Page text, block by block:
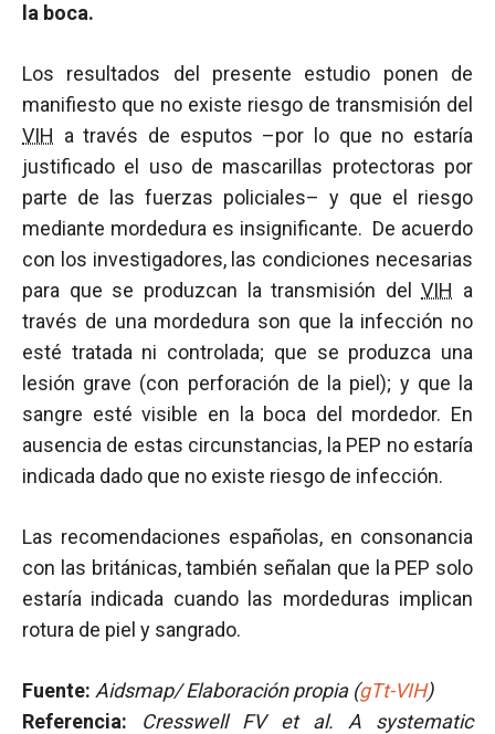
la boca.
Los resultados del presente estudio ponen de
manifiesto que no existe riesgo de transmisión del
VIH a través de esputos –por lo que no estaría
justificado el uso de mascarillas protectoras por
parte de las fuerzas policiales– y que el riesgo
mediante mordedura es insignificante. De acuerdo
con los investigadores, las condiciones necesarias
para que se produzcan la transmisión delVIH a
través de una mordedura son que la infección no
esté tratada ni controlada; que se produzca una
lesión grave (con perforación de la piel); y que la
sangre esté visible en la boca del mordedor. En
ausencia de estas circunstancias, la PEP no estaría
indicada dado que no existe riesgo de infección.
Las recomendaciones españolas, en consonancia
con las británicas, también señalan que la PEP solo
estaría indicada cuando las mordeduras implican
rotura de piel y sangrado.
Fuente: Aidsmap/ Elaboración propia (gTt-VIH)
Referencia: Cresswell FV et al. A systematic